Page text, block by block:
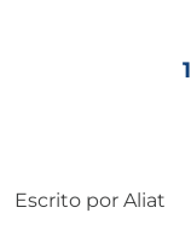
Escrito por Aliat